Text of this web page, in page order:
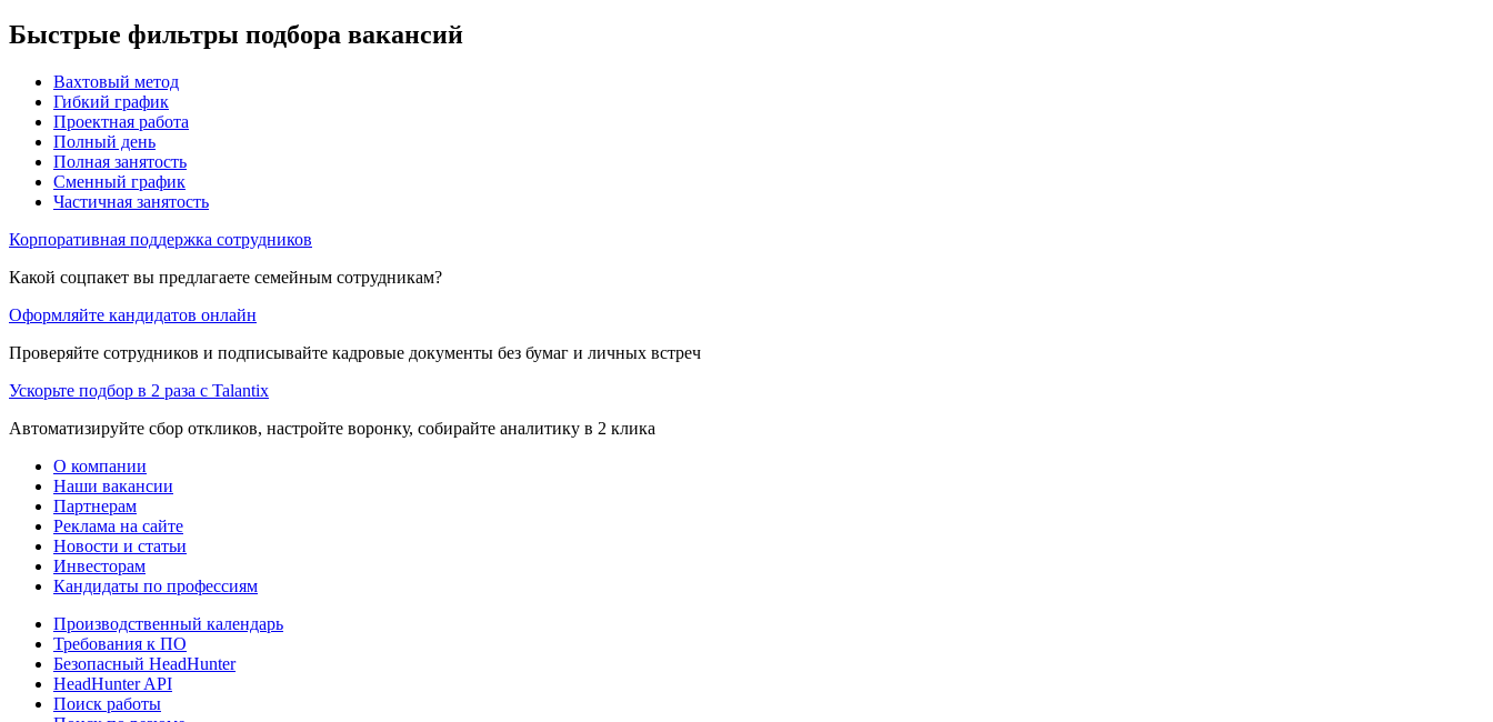
Быстрые фильтры подбора вакансий
Вахтовый метод
Гибкий график
Проектная работа
Полный день
Полная занятость
Сменный график
Частичная занятость
Корпоративная поддержка сотрудников
Какой соцпакет вы предлагаете семейным сотрудникам?
Оформляйте кандидатов онлайн
Проверяйте сотрудников и подписывайте кадровые документы без бумаг и личных встреч
Ускорьте подбор в 2 раза с Talantix
Автоматизируйте сбор откликов, настройте воронку, собирайте аналитику в 2 клика
О компании
Наши вакансии
Партнерам
Реклама на сайте
Новости и статьи
Инвесторам
Кандидаты по профессиям
Производственный календарь
Требования к ПО
Безопасный HeadHunter
HeadHunter API
Поиск работы